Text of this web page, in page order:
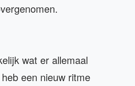
wat er allemaal
een nieuw ritme